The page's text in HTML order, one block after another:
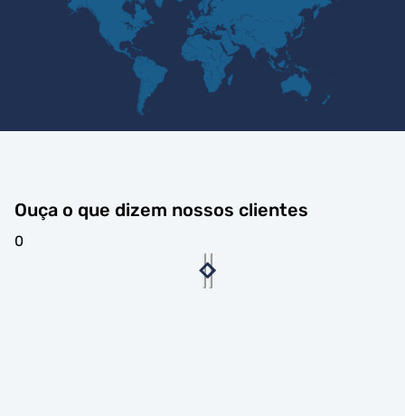
Ouça o que dizem nossos clientes
0